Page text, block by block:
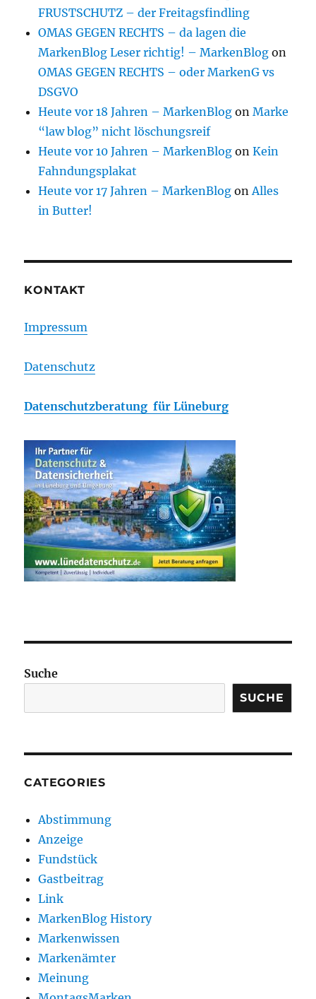
FRUSTSCHUTZ – der Freitagsfindling
OMAS GEGEN RECHTS – da lagen die
MarkenBlog Leser richtig! – MarkenBlog on
OMAS GEGEN RECHTS – oder MarkenG vs
DSGVO
Heute vor 18 Jahren – MarkenBlog onMarke
“law blog” nicht löschungsreif
Heute vor 10 Jahren – MarkenBlog onKein
Fahndungsplakat
Heute vor 17 Jahren – MarkenBlog onAlles
in Butter!
KONTAKT
Impressum
Datenschutz
Datenschutzberatung für Lüneburg
Suche
SUCHE
CATEGORIES
Abstimmung
Anzeige
Fundstück
Gastbeitrag
Link
MarkenBlog History
Markenwissen
Markenämter
Meinung